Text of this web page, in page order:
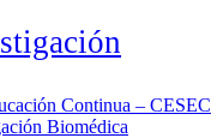
Continua – CESEC
Biomédica